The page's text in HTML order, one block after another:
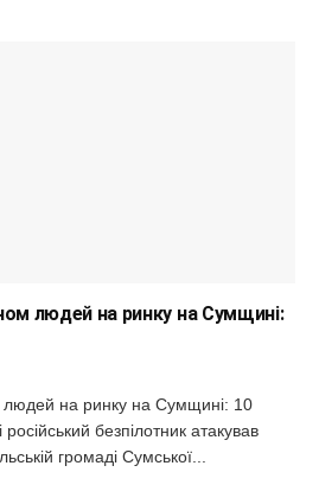
людей на ринку на Сумщині:
людей на ринку на Сумщині: 10
безпілотник атакував
громаді Сумської...